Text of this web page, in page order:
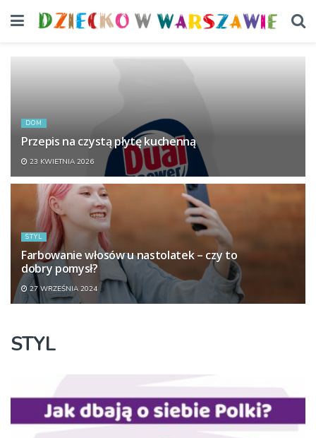
DOM
Przepis na czystą płytę kuchenną
23 KWIETNIA 2026
STYL
Farbowanie włosów u nastolatek – czy to
dobry pomysł?
27 WRZEŚNIA 2024
STYL